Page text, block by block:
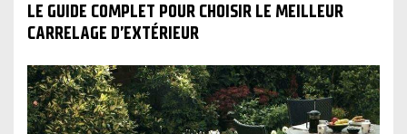
LE GUIDE COMPLET POUR CHOISIR LE MEILLEUR
CARRELAGE D’EXTÉRIEUR